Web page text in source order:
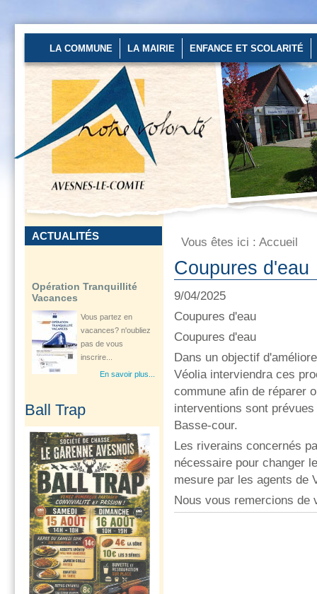
LA COMMUNE LA MAIRIE ENFANCE ET SCOLARITÉ
Vous êtes ici : Accueil
Coupures d'eau
9/04/2025
Coupures d'eau
Coupures d'eau
Dans un objectif
Véolia interviendra ces
commune afin de réparer
interventions sont
Basse-cour.
Les riverains concernés
nécessaire pour changer
mesure par les agents de
Nous vous remercions de
ACTUALITÉS
d’Avesnes-le-Comte
de...
En savoir plus...
Préfecture du Pas-de-
Calais
Des mesures
renforcées sont
en place pour
préserver...
Vous partez en
pas de vous
inscrire...
En savoir plus...
consultation
gynécologique à...
Le Département Le
Pas-de-Calais à
travers son Centre
de...
En savoir plus...
Un stage de pré-rentrée
ouvert aux...
Les 27 et 28 août
2026 au stade
Ball Trap